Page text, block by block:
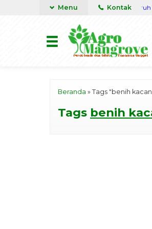
Lengkap Terpercaya siap kirim seluruh
Menu Kontak
Beranda » Tags "benih
Tags benih